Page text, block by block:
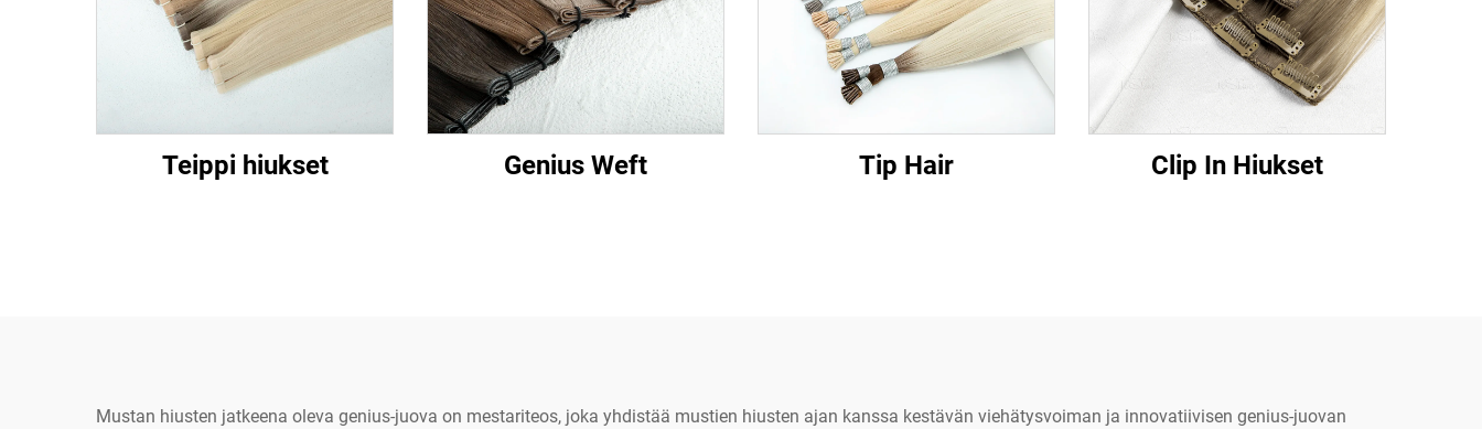
Teippi hiukset Genius Weft Tip Hair Clip In Hiukset
Mustan hiusten jatkeena oleva genius-juova on mestariteos, joka yhdistää mustien hiusten ajan kanssa kestävän viehätysvoiman ja innovatiivisen genius-juovan